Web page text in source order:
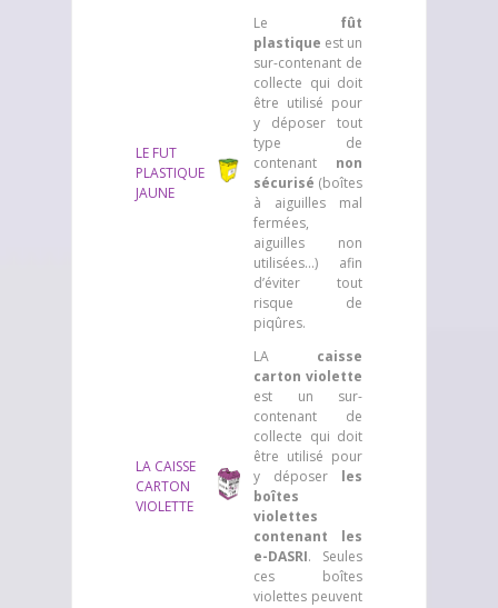
LE FUT
PLASTIQUE
JAUNE
Le fût
plastique est un
sur-contenant de
collecte qui doit
être utilisé pour
y déposer tout
type de
contenant non
sécurisé (boîtes
à aiguilles mal
fermées,
aiguilles non
utilisées…) afin
d’éviter tout
risque de
piqûres.
LA CAISSE
CARTON
VIOLETTE
LA caisse
carton violette
est un sur-
contenant de
collecte qui doit
être utilisé pour
y déposer les
boîtes
violettes
contenant les
e-DASRI. Seules
ces boîtes
violettes peuvent